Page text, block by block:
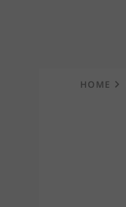
HOME